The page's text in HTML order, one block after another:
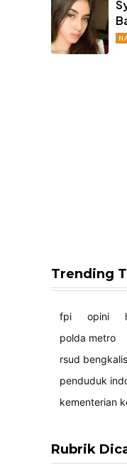
Trending
fpi opini
polda metro
rsud bengkalis
penduduk
kementerian
Rubrik